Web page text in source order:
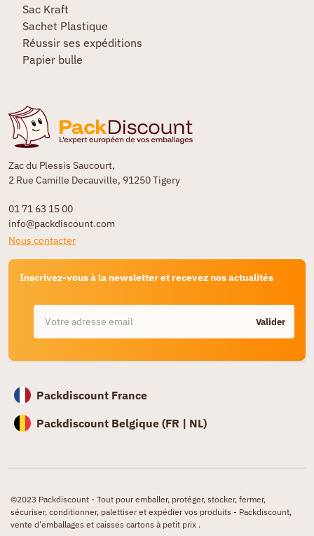
Zac du Plessis Saucourt,
2 Rue Camille Decauville, 91250 Tigery
01 71 63 15 00
info@packdiscount.com
Nous contacter
Inscrivez-vous à la newsletter et recevez nos actualités
Valider
Sac Kraft
Sachet Plastique
Réussir ses expéditions
Papier bulle
Packdiscount France
Packdiscount Belgique (FR | NL)
©2023 Packdiscount - Tout pour emballer, protéger, stocker, fermer,
sécuriser, conditionner, palettiser et expédier vos produits - Packdiscount,
vente d'emballages et caisses cartons à petit prix .